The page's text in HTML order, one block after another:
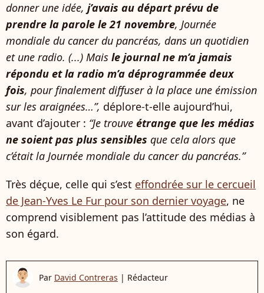
donner une idée, j’avais au départ prévu de
prendre la parole le 21 novembre, Journée
mondiale du cancer du pancréas, dans un quotidien
et une radio. (...) Mais le journal ne m’a jamais
répondu et la radio m’a déprogrammée deux
fois, pour finalement diffuser à la place une émission
sur les araignées…”, déplore-t-elle aujourd’hui,
avant d’ajouter : “Je trouve étrange que les médias
ne soient pas plus sensibles que cela alors que
c’était la Journée mondiale du cancer du pancréas.”
Très déçue, celle qui s’est effondrée sur le cercueil
de Jean-Yves Le Fur pour son dernier voyage, ne
comprend visiblement pas l’attitude des médias à
son égard.
Par David Contreras | Rédacteur